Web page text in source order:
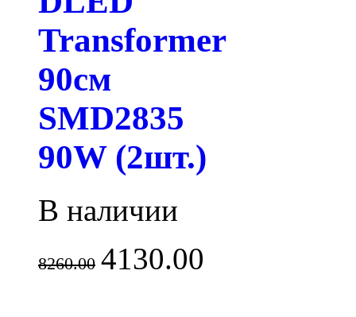
Transformer
90см
SMD2835
90W (2шт.)
В наличии
8260.00 4130.00